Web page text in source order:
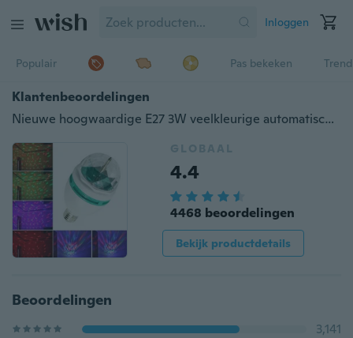
Inloggen
Populair Pas bekeken
Klantenbeoordelingen
Nieuwe hoogwaardige E27 3W veelkleurige automatisch roterende RGB LED-lamp Stage Light Xmas Party Lamp Disco
GLOBAAL
4.4
4468 beoordelingen
Bekijk productdetails
Beoordelingen
3,141